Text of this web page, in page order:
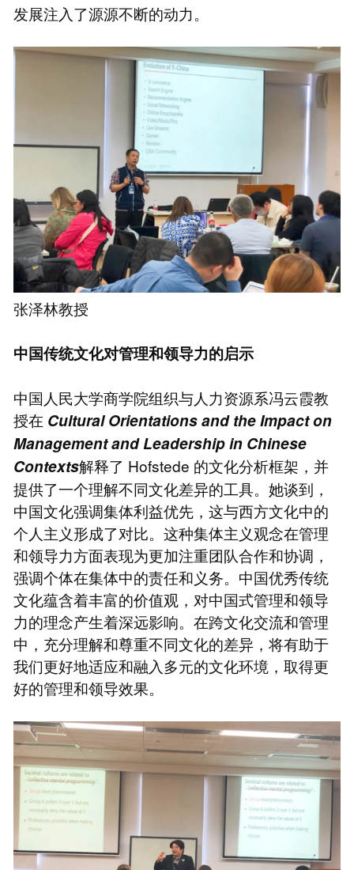
发展注入了源源不断的动力。
张泽林教授
中国传统文化对管理和领导力的启示
中国人民大学商学院组织与人力资源系冯云霞教
授在 Cultural Orientations and the Impact on
Management and Leadership in Chinese
Contexts解释了 Hofstede 的文化分析框架，并
提供了一个理解不同文化差异的工具。她谈到，
中国文化强调集体利益优先，这与西方文化中的
个人主义形成了对比。这种集体主义观念在管理
和领导力方面表现为更加注重团队合作和协调，
强调个体在集体中的责任和义务。中国优秀传统
文化蕴含着丰富的价值观，对中国式管理和领导
力的理念产生着深远影响。在跨文化交流和管理
中，充分理解和尊重不同文化的差异，将有助于
我们更好地适应和融入多元的文化环境，取得更
好的管理和领导效果。